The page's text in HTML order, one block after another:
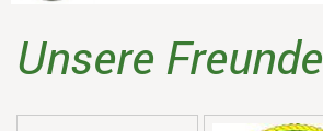
Unsere Freunde